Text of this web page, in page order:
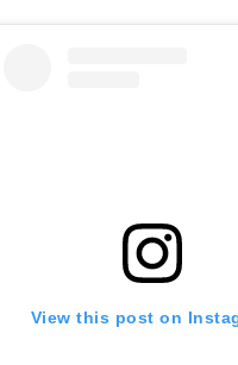
View this post on